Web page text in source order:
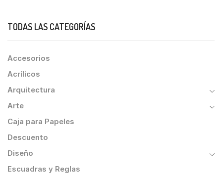
TODAS LAS CATEGORÍAS
Accesorios
Acrílicos
Arquitectura
Arte
Caja para Papeles
Descuento
Diseño
Escuadras y Reglas